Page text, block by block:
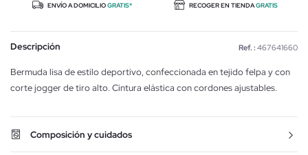
ENVÍO A DOMICILIOGRATIS* RECOGER EN TIENDAGRATIS
Descripción Ref. : 467641660
Bermuda lisa de estilo deportivo, confeccionada en tejido felpa y con
corte jogger de tiro alto. Cintura elástica con cordones ajustables.
Composición y cuidados